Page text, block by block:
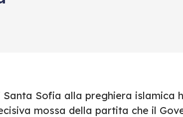
Sofia alla preghiera islamica
mossa della partita che il